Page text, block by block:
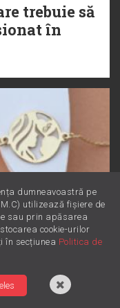
trebuie să
în
dumneavoastră pe
utilizează fișiere de
sau prin apăsarea
cookie-urilor
în secțiunea Politica de